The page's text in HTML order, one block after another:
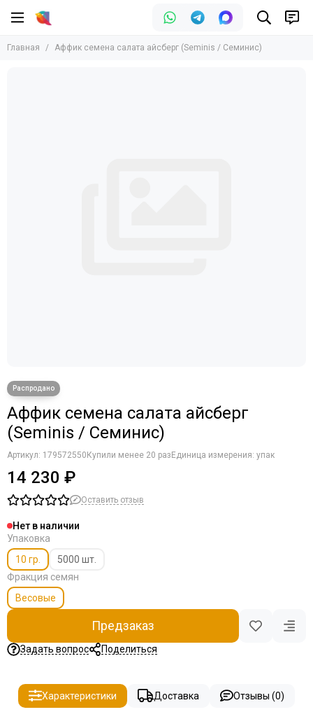
Главная Аффик семена салата айсберг (Seminis / Семинис)
Аффик семена салата айсберг
(Seminis / Семинис)
Артикул: 179572550 Купили менее 20 раз Единица измерения: упак
14 230 ₽
Оставить отзыв
Нет в наличии
Упаковка
10 гр.
5000 шт.
Фракция семян
Весовые
Предзаказ
Задать вопрос Поделиться
Характеристики Доставка Отзывы (0)